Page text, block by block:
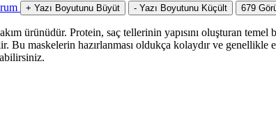
+ Yazı Boyutunu Büyüt - Yazı Boyutunu Küçült 679
ürünüdür. Protein, saç tellerinin yapısını oluşturan
Bu maskelerin hazırlanması oldukça kolaydır ve